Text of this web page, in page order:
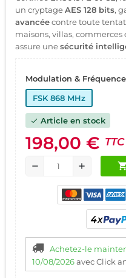
un cryptageAES 128 bits,
avancéecontre toute
maisons, villas,
assure unesécurité
Modulation &
FSK 868 MHz
check Article en stock
198,00 € TTC
remove add shopping_cart
Achetez-le
10/08/2026avec Click